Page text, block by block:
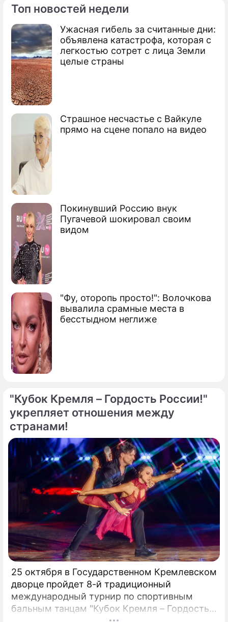
Топ новостей недели
Ужасная гибель за считанные дни:
объявлена катастрофа, которая с
легкостью сотрет с лица Земли
целые страны
Страшное несчастье с Вайкуле
прямо на сцене попало на видео
Покинувший Россию внук
Пугачевой шокировал своим
видом
"Фу, оторопь просто!": Волочкова
вывалила срамные места в
бесстыдном неглиже
"Кубок Кремля – Гордость России!"
укрепляет отношения между
странами!
25 октября в Государственном Кремлевском
дворце пройдет 8-й традиционный
международный турнир по спортивным
бальным танцам "Кубок Кремля – Гордость